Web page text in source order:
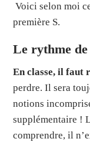
Voici selon moi
première S.
Le rythme
En classe, il faut
perdre. Il sera
notions
supplémentaire !
comprendre, il